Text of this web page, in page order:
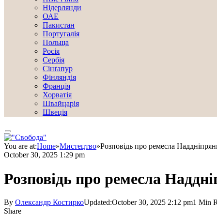
Нідерлянди
ОАЕ
Пакистан
Португалія
Польща
Росія
Сербія
Сінґапур
Фінляндія
Франція
Хорватія
Швайцарія
Швеція
You are at:Home»Мистецтво»Розповідь про ремесла
October 30, 2025 1:29 pm
Розповідь про ремесла
By Олександр КостиркоUpdated:October 30, 2025 2:12 pm1 Min
Share